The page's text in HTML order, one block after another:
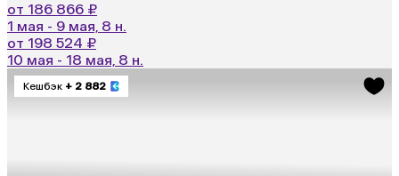
от 186 866 ₽
1 мая - 9 мая, 8 н.
от 198 524 ₽
10 мая - 18 мая, 8 н.
Кешбэк + 2 882